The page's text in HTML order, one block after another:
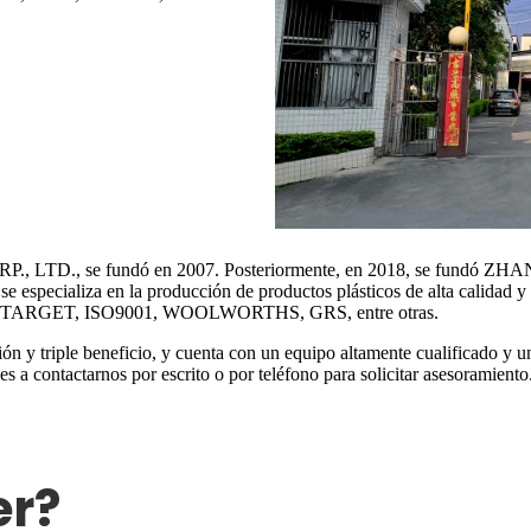
LTD., se fundó en 2007. Posteriormente, en 2018, se fundó
en la producción de productos plásticos de alta calidad y
ISO9001, WOOLWORTHS, GRS, entre otras.
y triple beneficio, y cuenta con un equipo altamente cualificado y
a contactarnos por escrito o por teléfono para solicitar